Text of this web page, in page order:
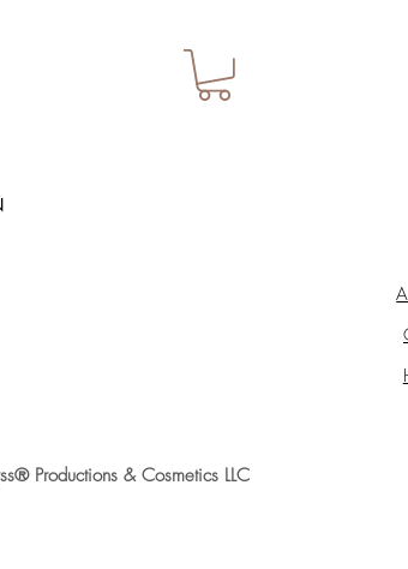
Productions & Cosmetics LLC